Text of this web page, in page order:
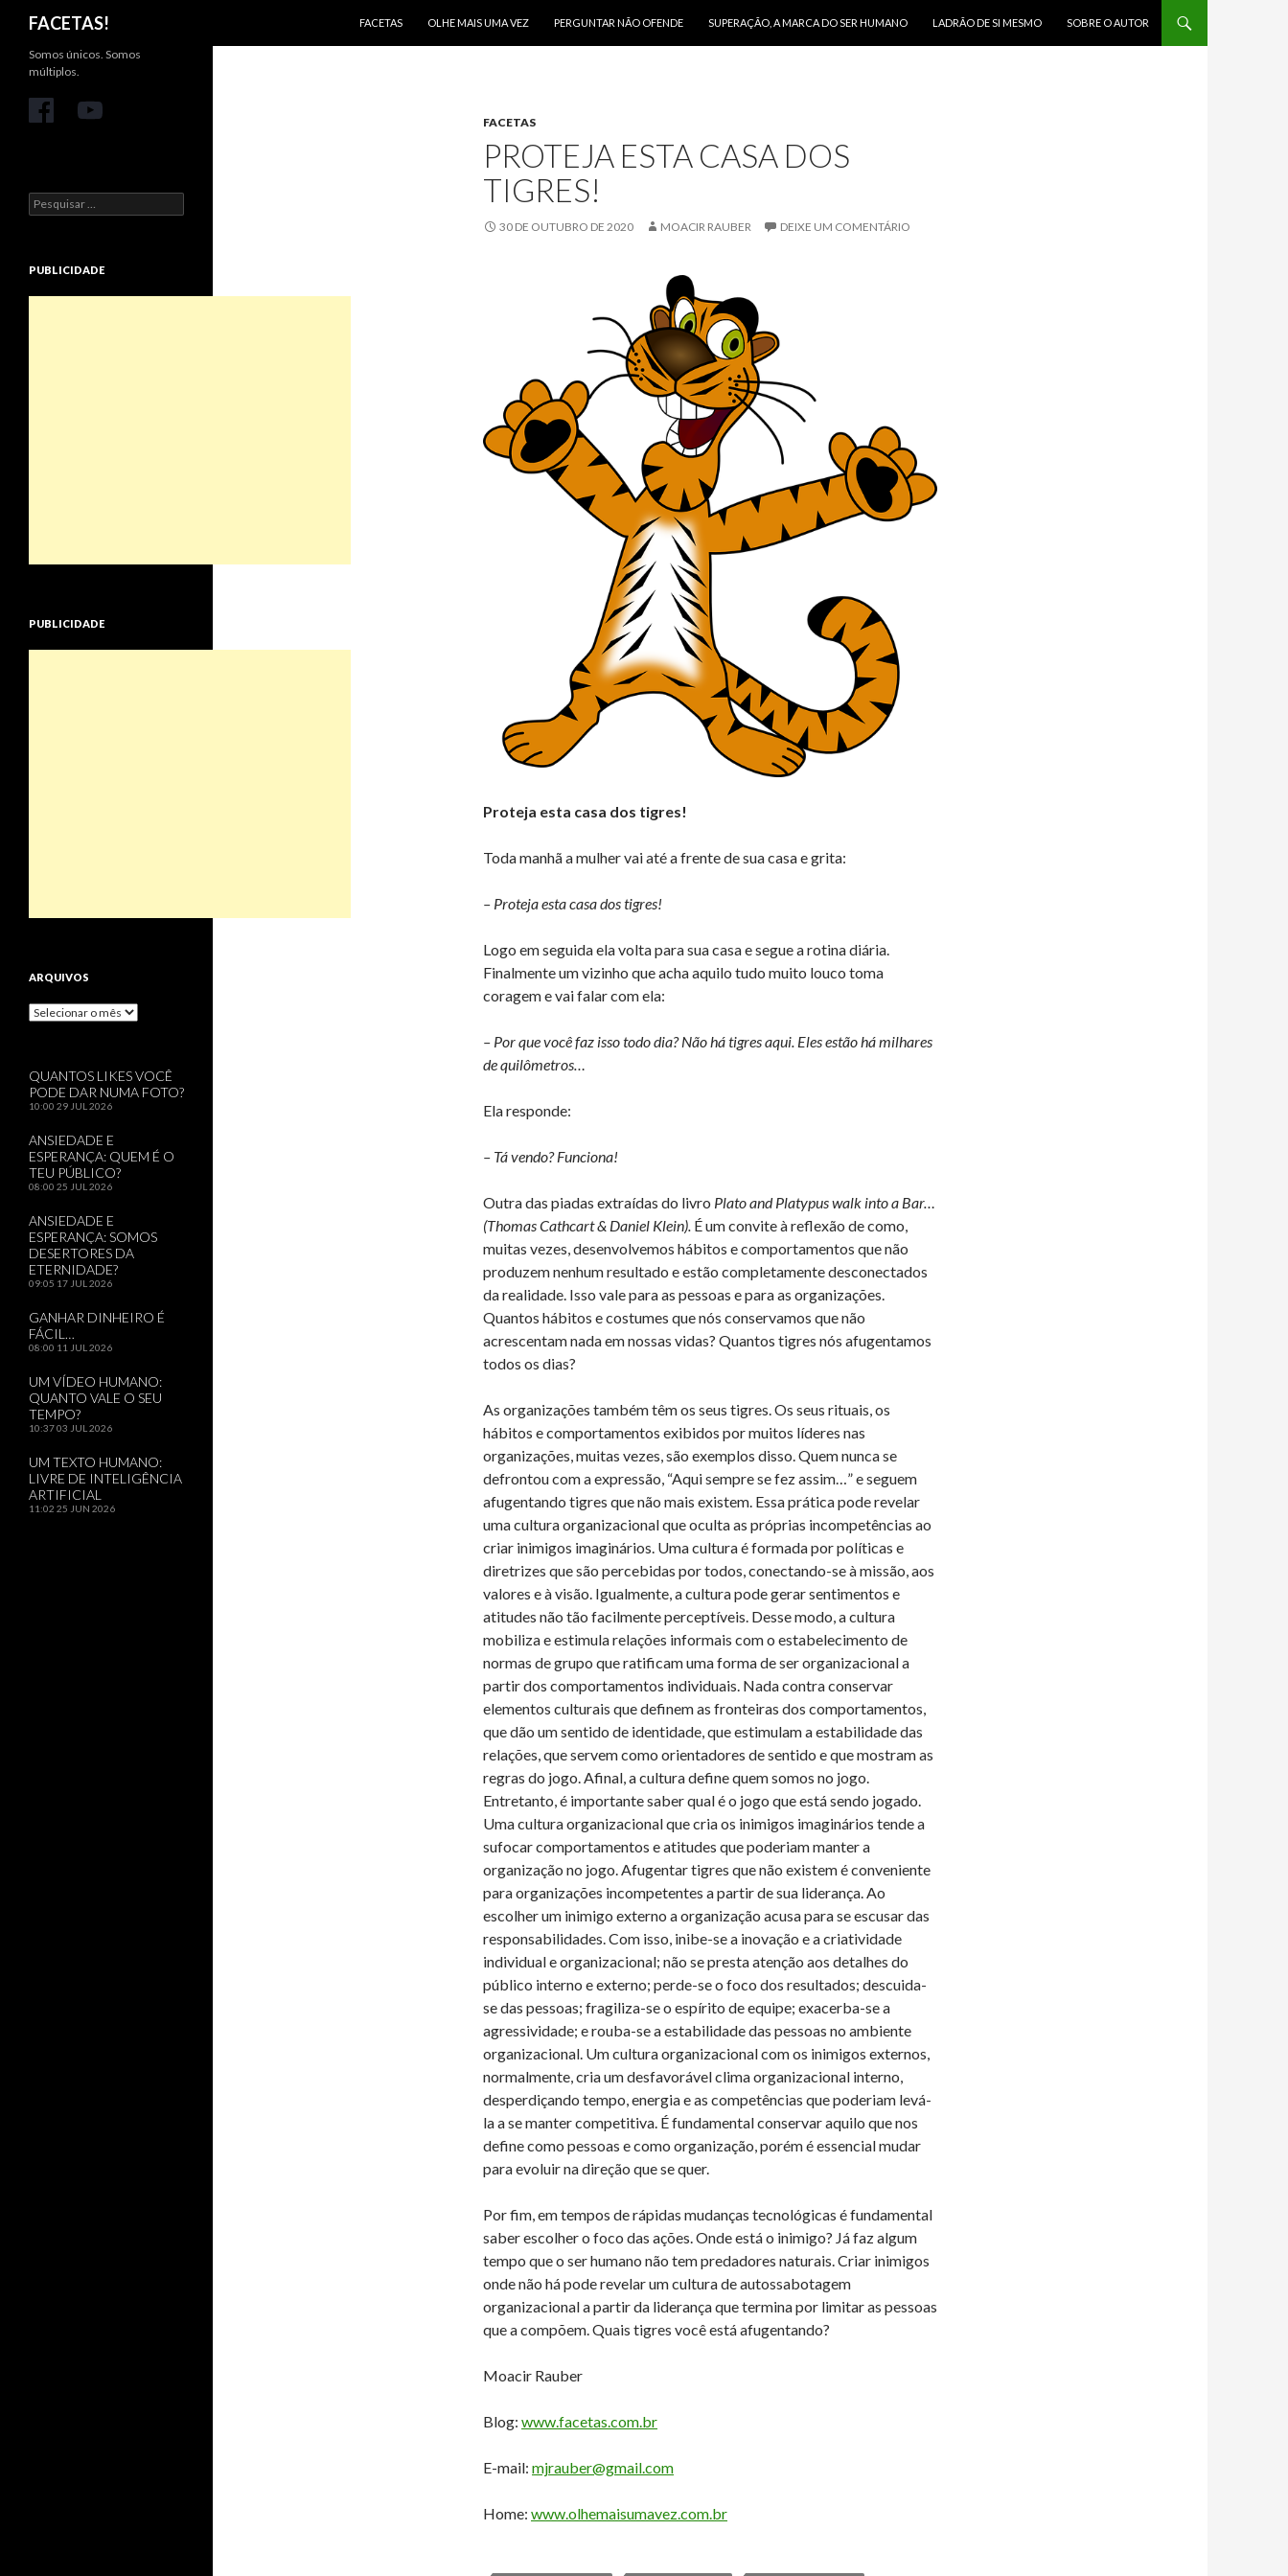
FACETAS!
FACETAS
OLHE MAIS UMA VEZ PERGUNTAR NÃO OFENDE SUPERAÇÃO, A MARCA DO SER HUMANO LADRÃO DE SI MESMO SOBRE O AUTOR
FACETAS
PROTEJA ESTA CASA DOS
TIGRES!
30 DE OUTUBRO DE 2020 MOACIR RAUBER DEIXE UM COMENTÁRIO
Proteja esta casa dos tigres!
Toda manhã a mulher vai até a frente de sua casa e grita:
– Proteja esta casa dos tigres!
Logo em seguida ela volta para sua casa e segue a rotina diária.
Finalmente um vizinho que acha aquilo tudo muito louco toma
coragem e vai falar com ela:
– Por que você faz isso todo dia? Não há tigres aqui. Eles estão há milhares
de quilômetros…
Ela responde:
– Tá vendo? Funciona!
Outra das piadas extraídas do livro Plato and Platypus walk into a Bar…
(Thomas Cathcart & Daniel Klein). É um convite à reflexão de como,
muitas vezes, desenvolvemos hábitos e comportamentos que não
produzem nenhum resultado e estão completamente desconectados
da realidade. Isso vale para as pessoas e para as organizações.
Quantos hábitos e costumes que nós conservamos que não
acrescentam nada em nossas vidas? Quantos tigres nós afugentamos
todos os dias?
As organizações também têm os seus tigres. Os seus rituais, os
hábitos e comportamentos exibidos por muitos líderes nas
organizações, muitas vezes, são exemplos disso. Quem nunca se
defrontou com a expressão, “Aqui sempre se fez assim…” e seguem
afugentando tigres que não mais existem. Essa prática pode revelar
uma cultura organizacional que oculta as próprias incompetências ao
criar inimigos imaginários. Uma cultura é formada por políticas e
diretrizes que são percebidas por todos, conectando-se à missão, aos
valores e à visão. Igualmente, a cultura pode gerar sentimentos e
atitudes não tão facilmente perceptíveis. Desse modo, a cultura
mobiliza e estimula relações informais com o estabelecimento de
normas de grupo que ratificam uma forma de ser organizacional a
partir dos comportamentos individuais. Nada contra conservar
elementos culturais que definem as fronteiras dos comportamentos,
que dão um sentido de identidade, que estimulam a estabilidade das
relações, que servem como orientadores de sentido e que mostram as
regras do jogo. Afinal, a cultura define quem somos no jogo.
Entretanto, é importante saber qual é o jogo que está sendo jogado.
Uma cultura organizacional que cria os inimigos imaginários tende a
sufocar comportamentos e atitudes que poderiam manter a
organização no jogo. Afugentar tigres que não existem é conveniente
para organizações incompetentes a partir de sua liderança. Ao
escolher um inimigo externo a organização acusa para se escusar das
responsabilidades. Com isso, inibe-se a inovação e a criatividade
individual e organizacional; não se presta atenção aos detalhes do
público interno e externo; perde-se o foco dos resultados; descuida-
se das pessoas; fragiliza-se o espírito de equipe; exacerba-se a
agressividade; e rouba-se a estabilidade das pessoas no ambiente
organizacional. Um cultura organizacional com os inimigos externos,
normalmente, cria um desfavorável clima organizacional interno,
desperdiçando tempo, energia e as competências que poderiam levá-
la a se manter competitiva. É fundamental conservar aquilo que nos
define como pessoas e como organização, porém é essencial mudar
para evoluir na direção que se quer.
Por fim, em tempos de rápidas mudanças tecnológicas é fundamental
saber escolher o foco das ações. Onde está o inimigo? Já faz algum
tempo que o ser humano não tem predadores naturais. Criar inimigos
onde não há pode revelar um cultura de autossabotagem
organizacional a partir da liderança que termina por limitar as pessoas
que a compõem. Quais tigres você está afugentando?
Moacir Rauber
Blog: www.facetas.com.br
E-mail: mjrauber@gmail.com
Home: www.olhemaisumavez.com.br
Somos únicos. Somos
múltiplos.
Pesquisar
por:
PUBLICIDADE
PUBLICIDADE
ARQUIVOS
Arquivos
QUANTOS LIKES VOCÊ
PODE DAR NUMA FOTO?
10:00 29 JUL 2026
ANSIEDADE E
ESPERANÇA: QUEM É O
TEU PÚBLICO?
08:00 25 JUL 2026
ANSIEDADE E
ESPERANÇA: SOMOS
DESERTORES DA
ETERNIDADE?
09:05 17 JUL 2026
GANHAR DINHEIRO É
FÁCIL…
08:00 11 JUL 2026
UM VÍDEO HUMANO:
QUANTO VALE O SEU
TEMPO?
10:3703 JUL 2026
UM TEXTO HUMANO:
LIVRE DE INTELIGÊNCIA
ARTIFICIAL
11:02 25 JUN 2026